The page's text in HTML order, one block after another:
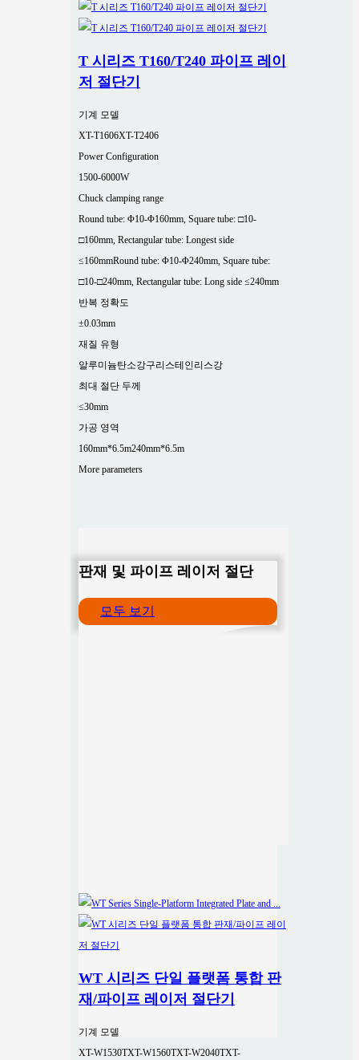
T 시리즈 T160/T240 파이프 레이
저 절단기
기계 모델
XT-T1606XT-T2406
Power Configuration
1500-6000W
Chuck clamping range
Round tube: Φ10-Φ160mm, Square tube: □10-
□160mm, Rectangular tube: Longest side
≤160mmRound tube: Φ10-Φ240mm, Square tube:
□10-□240mm, Rectangular tube: Long side ≤240mm
반복 정확도
±0.03mm
재질 유형
알루미늄탄소강구리 스테인리스강
최대 절단 두께
≤30mm
가공 영역
160mm*6.5m240mm*6.5m
More parameters
판재 및 파이프 레이저 절단
모두 보기
WT 시리즈 단일 플랫폼 통합 판
재/파이프 레이저 절단기
기계 모델
XT-W1530TXT-W1560TXT-W2040TXT-